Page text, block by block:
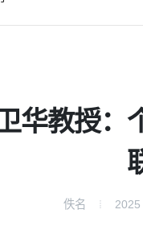
华教授：
佚名 2025